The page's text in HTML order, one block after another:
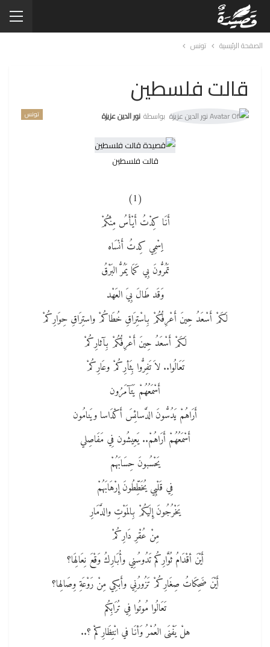
الصفحة الرئيسية تونس
قالت فلسطين
تونس بواسطة نور الدين عزيزة
قالت فلسطين
(1)
أَنَا كِدْتُ أَيْأَسُ مِنْكُمْ
اِِسْمِي كِدتُ أَنْسَاه
تَمُرُّونَ بِي كَمَا يَمُرُّ البَرْقُ
وَقَد طَالَ بِيَ العَهْد
لَكَمْ أَسْعَدُ حِينَ أَعْرِفُكُمْ بِاسْتِرَاقِ خُطَاكُمْ واستِرَاقِ حِوَارِكُمْ
لَكَمْ أَسْعَدُ حِينَ أَعْرِفُكُمْ بِآثارِكُمْ
تَعَالُوا.. لاَ تَفِرُّوا بِثَأرِكُمْ وعَارِكُمْ
أَسْمَعُهُمْ يَتَآمَرُون
أَرَاهُمْ يَدُسُّونَ الدَّسائِسَ أَكْدَاسا ويَنامُون
أَسْمَعُهُمْ أَرَاهُمْ.. يَعِيشُون فِي مَفَاصِلي
يَحْسُبونَ حِسَابَهُمْ
فِي قَلْبِي يُخَطِّطُونَ إِرْهَابَهُمْ
يَخْرُجُونَ إِلَيكُمْ بِالمَوْتِ والدَّمَارِ
مِنْ عُقْرِ دَارِكُمْ
أَيْنَ أقْدَامُ ثُوَّارِكُم تَدُوسُنِي وأُبَارِكُ وَقْعَ نِعَالِهَا؟
أَيْنَ ضَحِكَاتُ صِغَارِكُمْ تَزُورُنِي وأَبكِي مِنْ رَوْعَةِ وِصَالِها؟
تَعَالُوا مُوتُوا فِي تُرَابِكُم
هلْ يَفْنَى العُمْرُ وَأنَا في انْتِظَارِكمْ ؟..